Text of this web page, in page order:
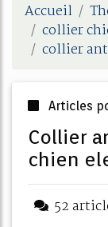
Accueil
collier
collier
Articles
collier anti aboiement petit
chien
52